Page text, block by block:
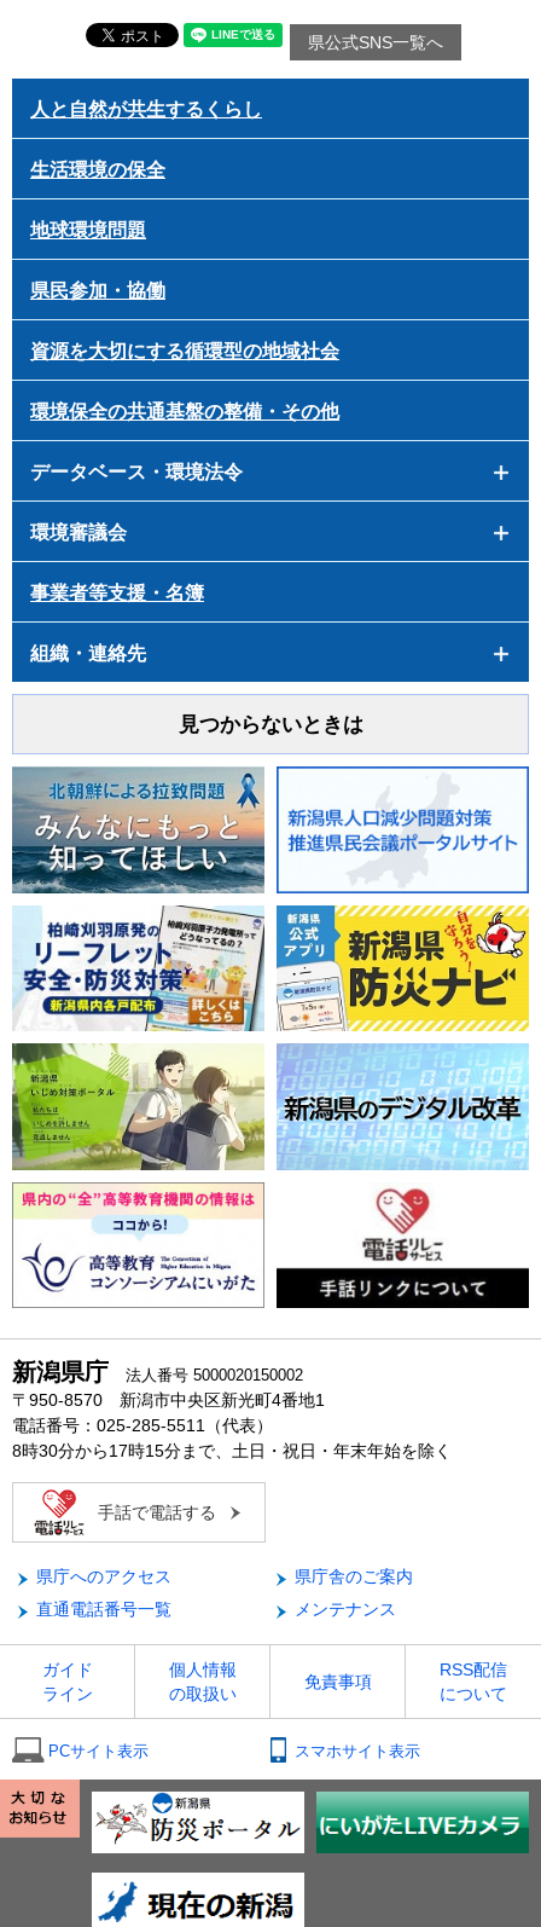
県公式SNS一覧へ
人と自然が共生するくらし
生活環境の保全
地球環境問題
県民参加・協働
資源を大切にする循環型の地域社会
環境保全の共通基盤の整備・その他
データベース・環境法令
環境審議会
事業者等支援・名簿
組織・連絡先
見つからないときは
新潟県庁 法人番号 5000020150002
〒950-8570 新潟市中央区新光町4番地1
電話番号：025-285-5511（代表）
8時30分から17時15分まで、土日・祝日・年末年始を除く
手話で電話する
県庁へのアクセス
県庁舎のご案内
直通電話番号一覧
メンテナンス
ガイド
ライン
個人情報
の取扱い
免責事項
RSS配信
について
PCサイト表示 スマホサイト表示